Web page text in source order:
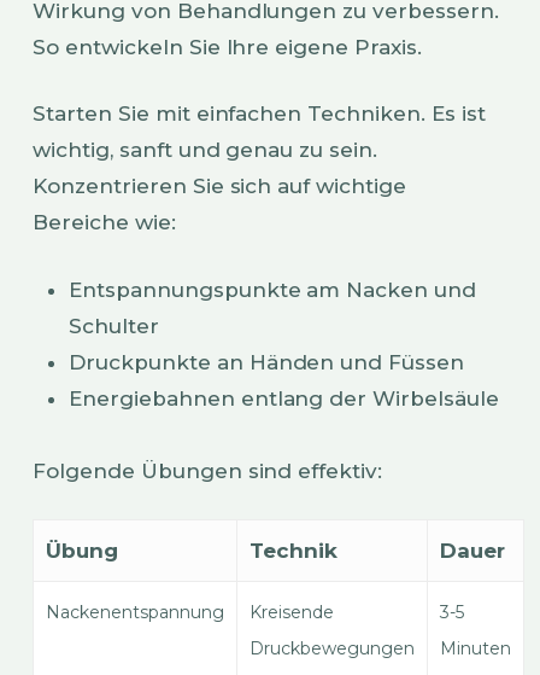
Wirkung von Behandlungen zu verbessern.
So entwickeln Sie Ihre eigene Praxis.
Starten Sie mit einfachen Techniken. Es ist
wichtig, sanft und genau zu sein.
Konzentrieren Sie sich auf wichtige
Bereiche wie:
Entspannungspunkte am Nacken und
Schulter
Druckpunkte an Händen und Füssen
Energiebahnen entlang der Wirbelsäule
Folgende Übungen sind effektiv:
Übung Technik Dauer
Nackenentspannung
Kreisende
Druckbewegungen
3-5
Minuten